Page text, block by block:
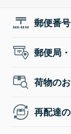
郵便番
郵便局
荷物の
再配達